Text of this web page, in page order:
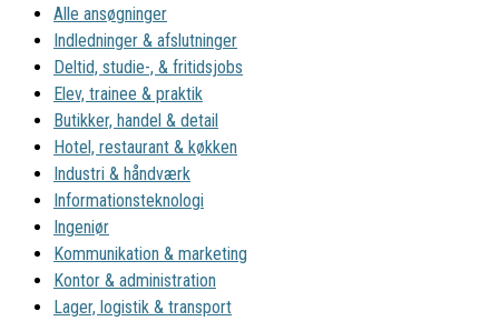
Alle ansøgninger
Indledninger & afslutninger
Deltid, studie-, & fritidsjobs
Elev, trainee & praktik
Butikker, handel & detail
Hotel, restaurant & køkken
Industri & håndværk
Informationsteknologi
Ingeniør
Kommunikation & marketing
Kontor & administration
Lager, logistik & transport